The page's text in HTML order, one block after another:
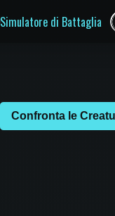
Simulatore di Battaglia
Confronta le